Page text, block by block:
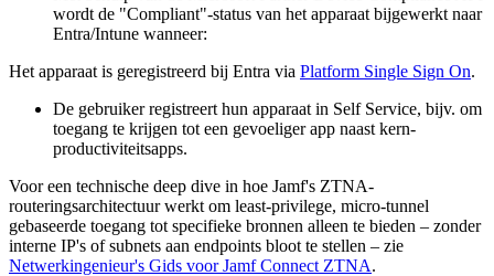
wordt de "Compliant"-status van het apparaat bijgewerkt naar
Entra/Intune wanneer:
Het apparaat is geregistreerd bij Entra via Platform Single Sign On.
De gebruiker registreert hun apparaat in Self Service, bijv. om
toegang te krijgen tot een gevoeliger app naast kern-
productiviteitsapps.
Voor een technische deep dive in hoe Jamf's ZTNA-
routeringsarchitectuur werkt om least-privilege, micro-tunnel
gebaseerde toegang tot specifieke bronnen alleen te bieden – zonder
interne IP's of subnets aan endpoints bloot te stellen – zie
Netwerkingenieur's Gids voor Jamf Connect ZTNA.